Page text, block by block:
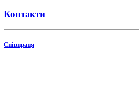
Контакти
Співпраця